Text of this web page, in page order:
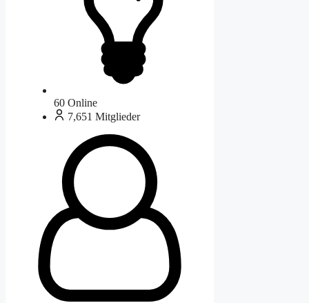
60 Online
7,651 Mitglieder